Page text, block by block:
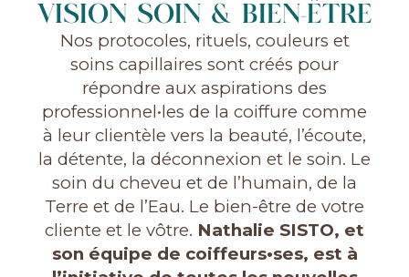
VISION SOIN & BIEN-ÊTRE
Nos protocoles, rituels, couleurs et
soins capillaires sont créés pour
répondre aux aspirations des
professionnel•les de la coiffure comme
à leur clientèle vers la beauté, l’écoute,
la détente, la déconnexion et le soin. Le
soin du cheveu et de l’humain, de la
Terre et de l’Eau. Le bien-être de votre
cliente et le vôtre. Nathalie SISTO, et
son équipe de coiffeurs•ses, est à